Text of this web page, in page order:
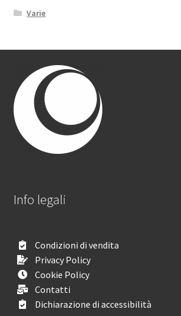
Varie
Info legali
Condizioni di vendita
Privacy Policy
Cookie Policy
Contatti
Dichiarazione di accessibilità